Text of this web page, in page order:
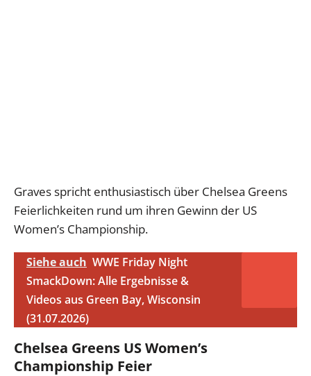
Graves spricht enthusiastisch über Chelsea Greens
Feierlichkeiten rund um ihren Gewinn der US
Women’s Championship.
Siehe auch WWE Friday Night
SmackDown: Alle Ergebnisse &
Videos aus Green Bay, Wisconsin
(31.07.2026)
Chelsea Greens US Women’s
Championship Feier